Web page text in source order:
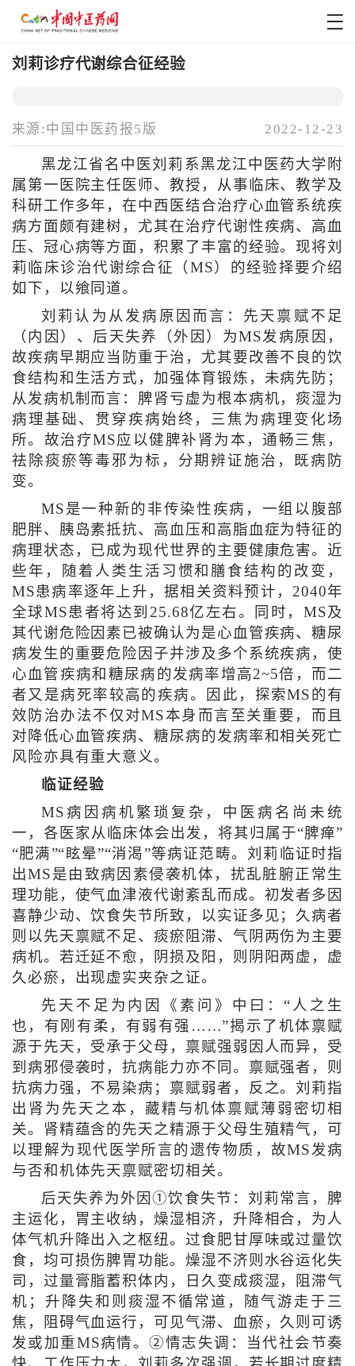
刘莉诊疗代谢综合征经验
来源:中国中医药报5版 2022-12-23
黑龙江省名中医刘莉系黑龙江中医药大学附
属第一医院主任医师、教授，从事临床、教学及
科研工作多年，在中西医结合治疗心血管系统疾
病方面颇有建树，尤其在治疗代谢性疾病、高血
压、冠心病等方面，积累了丰富的经验。现将刘
莉临床诊治代谢综合征（MS）的经验择要介绍
如下，以飨同道。
刘莉认为从发病原因而言：先天禀赋不足
（内因）、后天失养（外因）为MS发病原因，
故疾病早期应当防重于治，尤其要改善不良的饮
食结构和生活方式，加强体育锻炼，未病先防；
从发病机制而言：脾肾亏虚为根本病机，痰湿为
病理基础、贯穿疾病始终，三焦为病理变化场
所。故治疗MS应以健脾补肾为本，通畅三焦，
祛除痰瘀等毒邪为标，分期辨证施治，既病防
变。
MS是一种新的非传染性疾病，一组以腹部
肥胖、胰岛素抵抗、高血压和高脂血症为特征的
病理状态，已成为现代世界的主要健康危害。近
些年，随着人类生活习惯和膳食结构的改变，
MS患病率逐年上升，据相关资料预计，2040年
全球MS患者将达到25.68亿左右。同时，MS及
其代谢危险因素已被确认为是心血管疾病、糖尿
病发生的重要危险因子并涉及多个系统疾病，使
心血管疾病和糖尿病的发病率增高2~5倍，而二
者又是病死率较高的疾病。因此，探索MS的有
效防治办法不仅对MS本身而言至关重要，而且
对降低心血管疾病、糖尿病的发病率和相关死亡
风险亦具有重大意义。
临证经验
MS病因病机繁琐复杂，中医病名尚未统
一，各医家从临床体会出发，将其归属于“脾瘅”
“肥满”“眩晕”“消渴”等病证范畴。刘莉临证时指
出MS是由致病因素侵袭机体，扰乱脏腑正常生
理功能，使气血津液代谢紊乱而成。初发者多因
喜静少动、饮食失节所致，以实证多见；久病者
则以先天禀赋不足、痰瘀阻滞、气阴两伤为主要
病机。若迁延不愈，阴损及阳，则阴阳两虚，虚
久必瘀，出现虚实夹杂之证。
先天不足为内因《素问》中曰：“人之生
也，有刚有柔，有弱有强……”揭示了机体禀赋
源于先天，受承于父母，禀赋强弱因人而异，受
到病邪侵袭时，抗病能力亦不同。禀赋强者，则
抗病力强，不易染病；禀赋弱者，反之。刘莉指
出肾为先天之本，藏精与机体禀赋薄弱密切相
关。肾精蕴含的先天之精源于父母生殖精气，可
以理解为现代医学所言的遗传物质，故MS发病
与否和机体先天禀赋密切相关。
后天失养为外因①饮食失节：刘莉常言，脾
主运化，胃主收纳，燥湿相济，升降相合，为人
体气机升降出入之枢纽。过食肥甘厚味或过量饮
食，均可损伤脾胃功能。燥湿不济则水谷运化失
司，过量膏脂蓄积体内，日久变成痰湿，阻滞气
机；升降失和则痰湿不循常道，随气游走于三
焦，阻碍气血运行，可见气滞、血瘀，久则可诱
发或加重MS病情。②情志失调：当代社会节奏